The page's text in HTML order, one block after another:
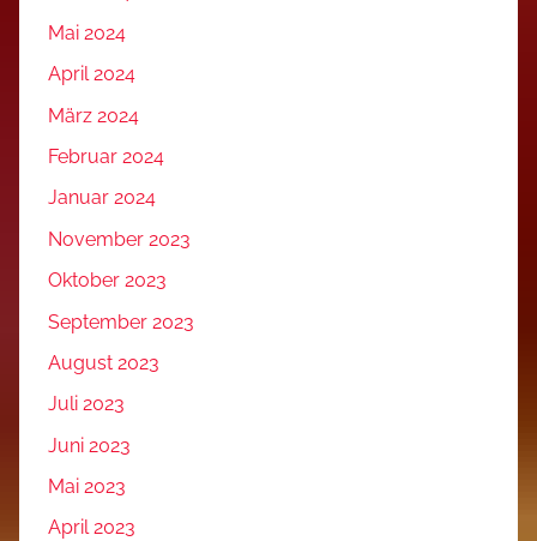
Mai 2024
April 2024
März 2024
Februar 2024
Januar 2024
November 2023
Oktober 2023
September 2023
August 2023
Juli 2023
Juni 2023
Mai 2023
April 2023